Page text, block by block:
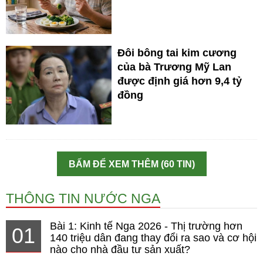
Đôi bông tai kim cương
của bà Trương Mỹ Lan
được định giá hơn 9,4 tỷ
đồng
BẤM ĐỂ XEM THÊM (60 TIN)
THÔNG TIN NƯỚC NGA
01
Bài 1: Kinh tế Nga 2026 - Thị trường hơn
140 triệu dân đang thay đổi ra sao và cơ hội
nào cho nhà đầu tư sản xuất?